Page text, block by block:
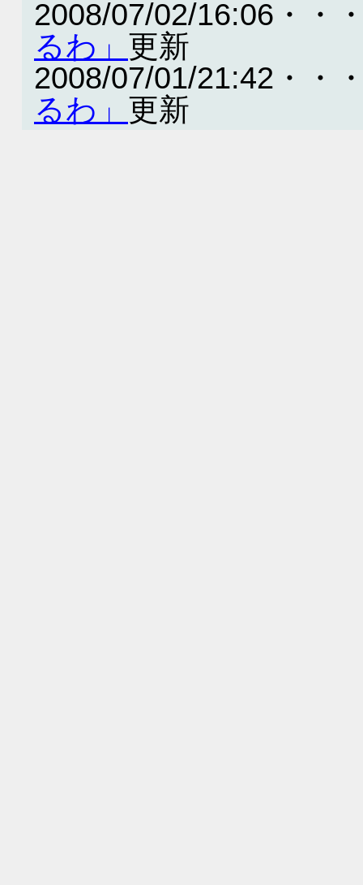
2008/07/02/16:06・・
るわ」 更新
2008/07/01/21:42・・
るわ」 更新